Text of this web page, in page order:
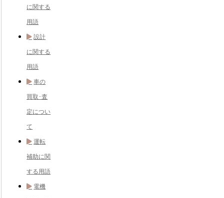
に関する
用語
設計
に関する
用語
車の
買取･査
定につい
て
運転
補助に関
する用語
電機